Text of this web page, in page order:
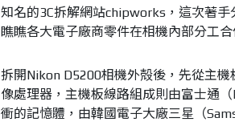
知名的3C拆解網站chipworks，這次著
瞧瞧各大電子廠商零件在相機內部分工合
拆開Nikon D5200相機外殻後，先從主
像處理器，主機板線路組成則由富士通
衝的記憶體，由韓國電子大廠三星（